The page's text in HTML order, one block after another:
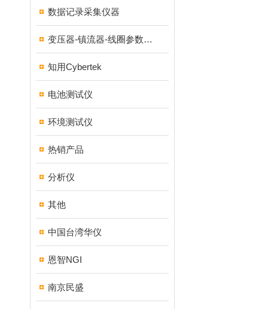
数据记录采集仪器
变压器-镇流器-线圈参数测试仪器
知用Cybertek
电池测试仪
环境测试仪
热销产品
分析仪
其他
中国台湾华仪
恩智NGI
南京民盛